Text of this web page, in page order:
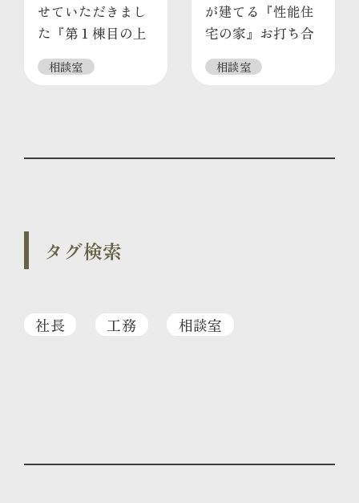
せていただきまし
た『第１棟目の上
棟』出来ました
相談室
が建てる『性能住
宅の家』お打ち合
わせ終わりました
相談室
タグ検索
社長 工務 相談室